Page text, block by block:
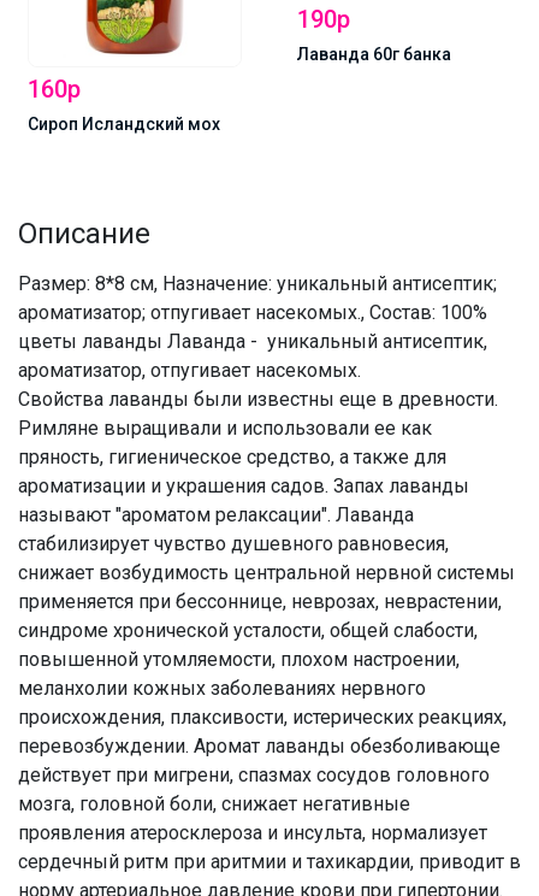
160р
Сироп Исландский мох
190р
Лаванда 60г банка
Описание
Размер: 8*8 см, Назначение: уникальный антисептик;
ароматизатор; отпугивает насекомых., Состав: 100%
цветы лаванды Лаванда - уникальный антисептик,
ароматизатор, отпугивает насекомых.
Свойства лаванды были известны еще в древности.
Римляне выращивали и использовали ее как
пряность, гигиеническое средство, а также для
ароматизации и украшения садов. Запах лаванды
называют "ароматом релаксации". Лаванда
стабилизирует чувство душевного равновесия,
снижает возбудимость центральной нервной системы
применяется при бессоннице, неврозах, неврастении,
синдроме хронической усталости, общей слабости,
повышенной утомляемости, плохом настроении,
меланхолии кожных заболеваниях нервного
происхождения, плаксивости, истерических реакциях,
перевозбуждении. Аромат лаванды обезболивающе
действует при мигрени, спазмах сосудов головного
мозга, головной боли, снижает негативные
проявления атеросклероза и инсульта, нормализует
сердечный ритм при аритмии и тахикардии, приводит в
норму артериальное давление крови при гипертонии.